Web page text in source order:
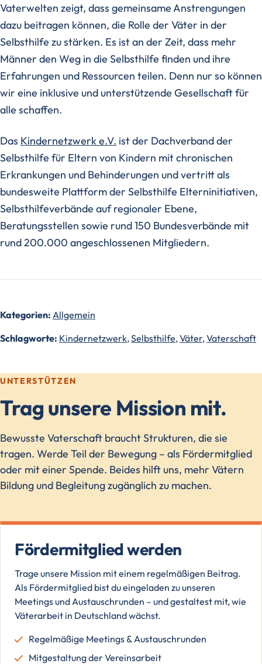
Vaterwelten zeigt, dass gemeinsame Anstrengungen
dazu beitragen können, die Rolle der Väter in der
Selbsthilfe zu stärken. Es ist an der Zeit, dass mehr
Männer den Weg in die Selbsthilfe finden und ihre
Erfahrungen und Ressourcen teilen. Denn nur so können
wir eine inklusive und unterstützende Gesellschaft für
alle schaffen.
Das Kindernetzwerk e.V. ist der Dachverband der
Selbsthilfe für Eltern von Kindern mit chronischen
Erkrankungen und Behinderungen und vertritt als
bundesweite Plattform der Selbsthilfe Elterninitiativen,
Selbsthilfeverbände auf regionaler Ebene,
Beratungsstellen sowie rund 150 Bundesverbände mit
rund 200.000 angeschlossenen Mitgliedern.
Kategorien: Allgemein
Schlagworte: Kindernetzwerk,Selbsthilfe,Väter,Vaterschaft
UNTERSTÜTZEN
Trag unsere Mission mit.
Bewusste Vaterschaft braucht Strukturen, die sie
tragen. Werde Teil der Bewegung – als Fördermitglied
oder mit einer Spende. Beides hilft uns, mehr Vätern
Bildung und Begleitung zugänglich zu machen.
Fördermitglied werden
Trage unsere Mission mit einem regelmäßigen Beitrag.
Als Fördermitglied bist du eingeladen zu unseren
Meetings und Austauschrunden – und gestaltest mit, wie
Väterarbeit in Deutschland wächst.
Regelmäßige Meetings & Austauschrunden
Mitgestaltung der Vereinsarbeit